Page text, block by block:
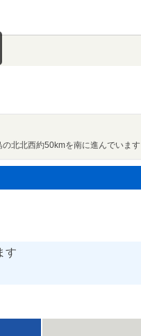
北北西約50kmを南に進んでいます
す